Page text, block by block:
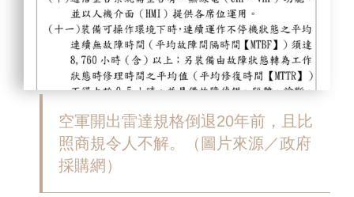
空軍開出雷達規格倒退20年前，且比
照商規令人不解。（圖片來源／政府
採購網）